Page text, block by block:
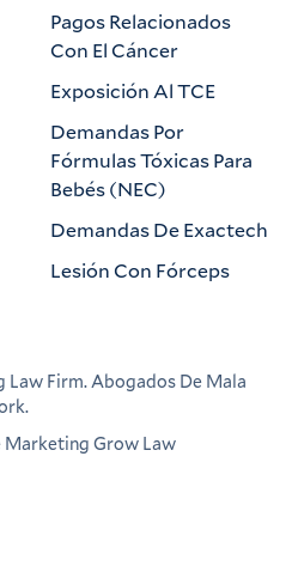
Pagos Relacionados
Con El Cáncer
Exposición Al TCE
Demandas Por
Fórmulas Tóxicas Para
Bebés (NEC)
Demandas De Exactech
Lesión Con Fórceps
Law Firm. Abogados De Mala
Marketing Grow Law